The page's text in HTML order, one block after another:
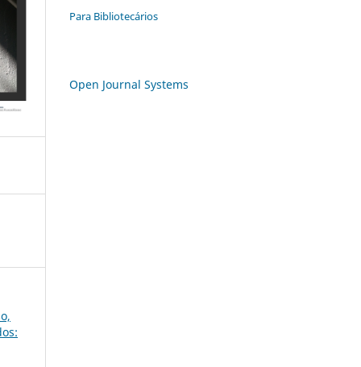
Para Bibliotecários
Open Journal Systems